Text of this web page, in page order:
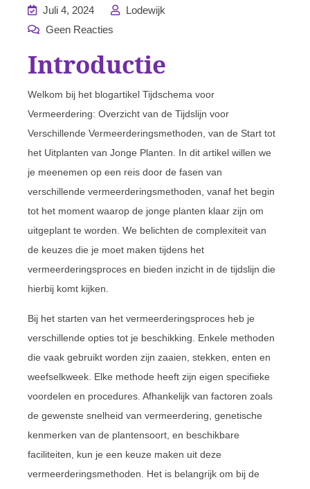
Juli 4, 2024
Lodewijk
Geen Reacties
Introductie
Welkom bij het blogartikel Tijdschema voor
Vermeerdering: Overzicht van de Tijdslijn voor
Verschillende Vermeerderingsmethoden, van de Start tot
het Uitplanten van Jonge Planten. In dit artikel willen we
je meenemen op een reis door de fasen van
verschillende vermeerderingsmethoden, vanaf het begin
tot het moment waarop de jonge planten klaar zijn om
uitgeplant te worden. We belichten de complexiteit van
de keuzes die je moet maken tijdens het
vermeerderingsproces en bieden inzicht in de tijdslijn die
hierbij komt kijken.
Bij het starten van het vermeerderingsproces heb je
verschillende opties tot je beschikking. Enkele methoden
die vaak gebruikt worden zijn zaaien, stekken, enten en
weefselkweek. Elke methode heeft zijn eigen specifieke
voordelen en procedures. Afhankelijk van factoren zoals
de gewenste snelheid van vermeerdering, genetische
kenmerken van de plantensoort, en beschikbare
faciliteiten, kun je een keuze maken uit deze
vermeerderingsmethoden. Het is belangrijk om bij de